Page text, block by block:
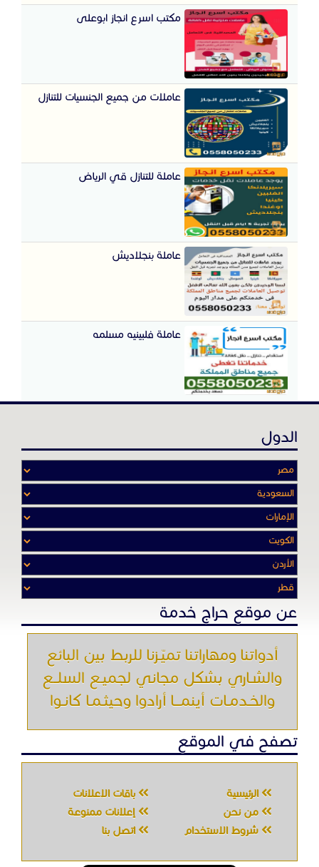
مكتب اسرع انجاز ابوعلى
عاملات من جميع الجنسيات للتنازل
عاملة للتنازل قي الرياض
عاملة بنجلاديش
عاملة فلبينيه مسلمه
الدول
عن موقع حراج خدمة
أدواتنا ومهاراتنا تميّـزنا للربط بين البائع
والشـاري بشكل مجاني لجميـع السلــع
والخـدمـات أينمـــا أرادوا وحيثـمـا كانـوا
تصفح في الموقع
الرئيسية
باقات الإعلانات
من نحن
إعلانات ممنوعة
شروط الاستخدام
اتصل بنا